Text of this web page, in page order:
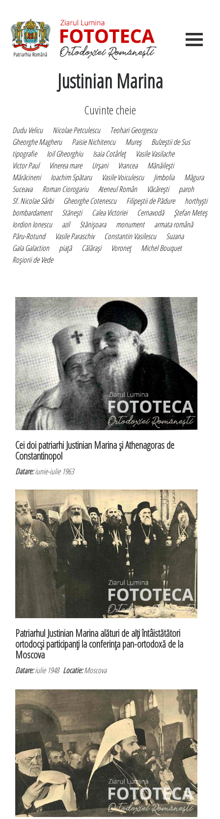
Justinian Marina
Cuvinte cheie
Dudu Velicu Nicolae Petculescu
Teohari Georgescu
Gheorghe Magheru
Paisie Nichitencu Mureş
Bulzeştii de Sus
tipografie
Ioil Gheorghiu Isaia Cotârleţ
Vasile Vasilache
Victor Paul
Vinerea mare Urşani Vrancea
Mănăileşti
Mărăcineni
Ioachim Spătaru Vasile Voiculescu Jimbolia
Măgura
Suceava
Roman Ciorogariu Ateneul Român Văcăreşti
paroh
Sf. Nicolae Sârbi
Gheorghe Cotenescu Filipeştii de Pădure
horthyşti
bombardament
Stăneşti Calea Victoriei Cernavodă
Ştefan Meteş
Iordion Ionescu
azil Stănişoara monument
armata română
Păru-Rotund
Vasile Paraschiv Constantin Vasilescu
Suzana
Gala Galaction
piaţă Călăraşi Voroneţ
Michel Bouquet
Roşiorii de Vede
Cei doi patriarhi Justinian Marina şi Athenagoras de
Constantinopol
Datare:iunie-iulie 1963
Patriarhul Justinian Marina alături de alţi întâistătători
ortodocşi participanţi la conferinţa pan-ortodoxă de la
Moscova
Datare:iulie 1948Locatie:Moscova